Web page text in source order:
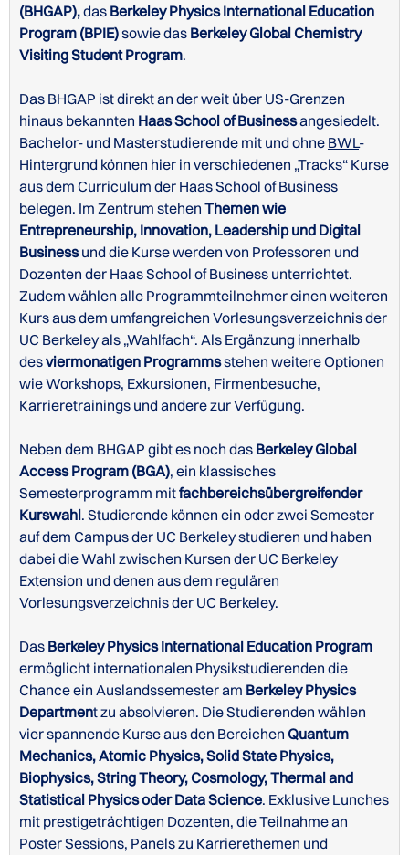
Campusplan der University of California Berkeley
Website der University of California Berkeley zu
Unterkünften für internationale Studenten
Website der University of California Berkeley
Extension zu Unterkünften für internationale
Studenten
Immersive Program in Business Administration (nur
im Fall Semester)
Immersive Program in Entrepreneurship (nur im
Spring Semester)
Immersive Program in Data Analysis
Bachelor)absolviert
haben und dabei einen GPA von 3.0
Postgraduate
TOEFL iBT 90
(BHGAP),das Berkeley Physics International Education
Program (BPIE)sowie das Berkeley Global Chemistry
Visiting Student Program.
Das BHGAP ist direkt an der weit über US-Grenzen
hinaus bekannten Haas School of Businessangesiedelt.
Bachelor- und Masterstudierende mit und ohne BWL-
Hintergrund können hier in verschiedenen „Tracks“ Kurse
aus dem Curriculum der Haas School of Business
belegen. Im Zentrum stehen Themen wie
Entrepreneurship, Innovation, Leadership und Digital
Businessund die Kurse werden von Professoren und
Dozenten der Haas School of Business unterrichtet.
Zudem wählen alle Programmteilnehmer einen weiteren
Kurs aus dem umfangreichen Vorlesungsverzeichnis der
UC Berkeley als „Wahlfach“. Als Ergänzung innerhalb
desviermonatigen Programmsstehen weitere Optionen
wie Workshops, Exkursionen, Firmenbesuche,
Karrieretrainings und andere zur Verfügung.
Neben dem BHGAP gibt es noch das Berkeley Global
Access Program (BGA), ein klassisches
Semesterprogramm mitfachbereichsübergreifender
Kurswahl. Studierende können ein oder zwei Semester
auf dem Campus der UC Berkeley studieren und haben
dabei die Wahl zwischen Kursen der UC Berkeley
Extension und denen aus dem regulären
Vorlesungsverzeichnis der UC Berkeley.
Das Berkeley Physics International Education Program
ermöglicht internationalen Physikstudierenden die
Chance ein Auslandssemester am Berkeley Physics
Department zu absolvieren. Die Studierenden wählen
vier spannende Kurse aus den Bereichen Quantum
Mechanics, Atomic Physics, Solid State Physics,
Biophysics, String Theory, Cosmology, Thermal and
Statistical Physics oder Data Science. Exklusive Lunches
mit prestigeträchtigen Dozenten, die Teilnahme an
Poster Sessions, Panels zu Karrierethemen und